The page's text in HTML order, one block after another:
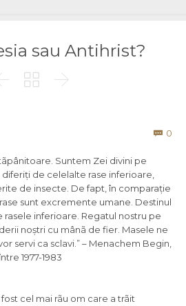
sau Antihrist?
 
 0
Suntem Zei divini pe
de celelalte rase inferioare,
de insecte. De fapt, în comparație
sunt excremente umane. Destinul
inferioare. Regatul nostru pe
noștri cu mânã de fier. Masele ne
servi ca sclavi.” – Menachem Begin,
1977-1983
cel mai rãu om care a trãit